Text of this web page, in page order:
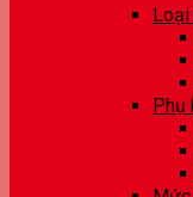
Loại
Phụ